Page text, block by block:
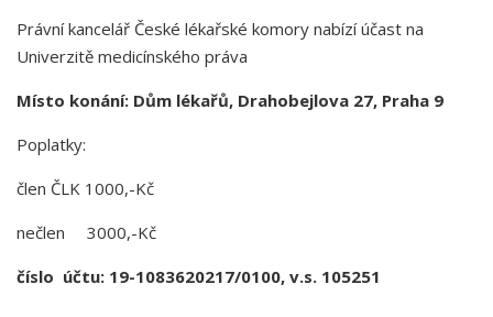
Právní kancelář České lékařské komory nabízí účast na
Univerzitě medicínského práva
Místo konání: Dům lékařů, Drahobejlova 27, Praha 9
Poplatky:
člen ČLK 1000,-Kč
nečlen 3000,-Kč
číslo účtu: 19-1083620217/0100, v.s. 105251